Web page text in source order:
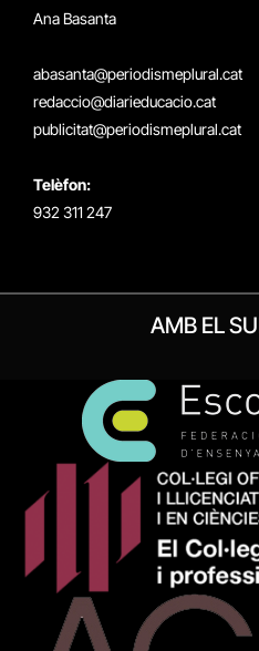
Ana Basanta
abasanta@periodismeplural.cat
redaccio@diarieducacio.cat
publicitat@periodismeplural.cat
Telèfon:
932 311 247
AMB EL